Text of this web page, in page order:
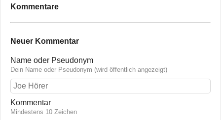
Kommentare
Neuer Kommentar
Name oder Pseudonym
Dein Name oder Pseudonym (wird öffentlich angezeigt)
Kommentar
Mindestens 10 Zeichen